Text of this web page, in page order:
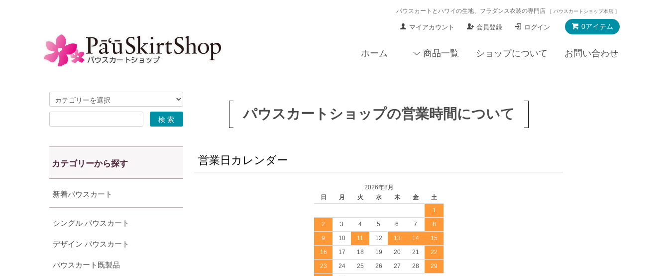
パウスカートとハワイの生地、フラダンス衣装の専門店 ［ パウスカートショップ本店 ］
0アイテム
マイアカウント 会員登録 ログイン
ホーム 商品一覧 ショップについて お問い合わせ
パウスカートショップの営業時間について
営業日カレンダー
2026年8月
日
月 火 水 木 金
土
1
2
3 4 5 6 7
8
9
10 11 12 13 14
15
16
17 18 19 20 21
22
23
24 25 26 27 28
29
カテゴリーから探す
新着パウスカート
シングル パウスカート
デザイン パウスカート
パウスカート既製品